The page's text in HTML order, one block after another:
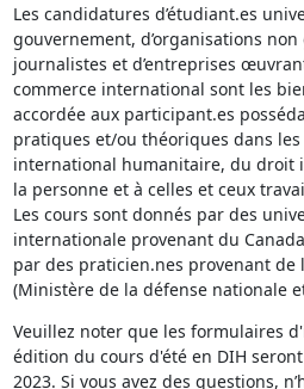
Les candidatures d’étudiant.es
gouvernement, d’organisations
journalistes et d’entreprises
commerce international sont les
accordée aux participant.es
pratiques et/ou théoriques dans
international humanitaire, du droit
la personne et à celles et ceux
Les cours sont donnés par des
internationale provenant du
par des praticien.nes provenant
(Ministère de la défense nationale
Veuillez noter que les formulaires
édition du cours d'été en DIH
2023. Si vous avez des questions,